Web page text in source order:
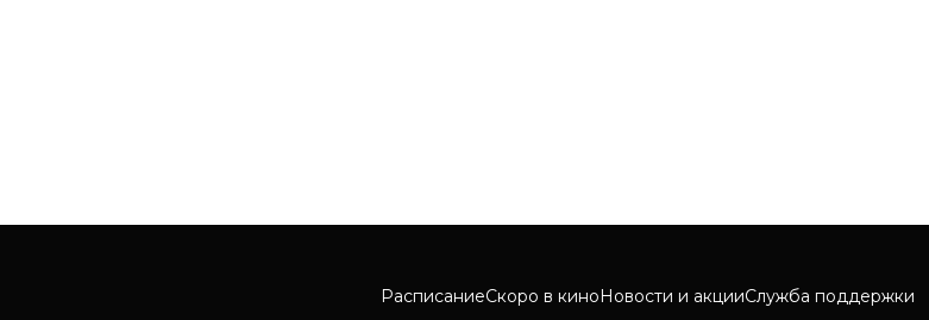
РасписаниеСкоро в киноНовости и акцииСлужба поддержки